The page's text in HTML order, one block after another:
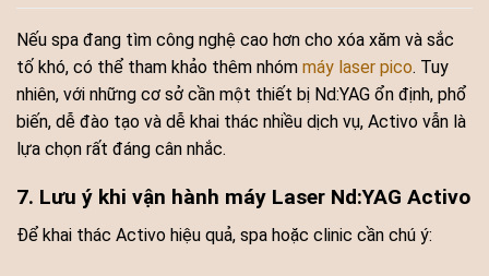
Nếu spa đang tìm công nghệ cao hơn cho xóa xăm và sắc
tố khó, có thể tham khảo thêm nhóm máy laser pico. Tuy
nhiên, với những cơ sở cần một thiết bị Nd:YAG ổn định, phổ
biến, dễ đào tạo và dễ khai thác nhiều dịch vụ, Activo vẫn là
lựa chọn rất đáng cân nhắc.
7. Lưu ý khi vận hành máy Laser Nd:YAG Activo
Để khai thác Activo hiệu quả, spa hoặc clinic cần chú ý: